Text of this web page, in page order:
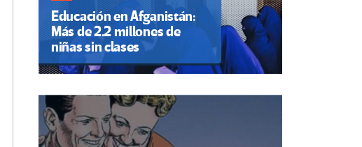
Educación en Afganistán:
Más de 2.2 millones de
niñas sin clases